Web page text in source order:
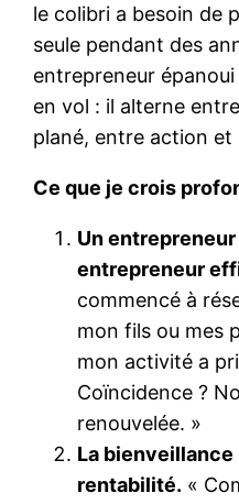
le colibri a besoin de
seule pendant des
entrepreneur
en vol : il alterne
plané, entre action et
Ce que je crois
Un
entrepreneur
commencé à
mon fils ou mes
mon activité a
Coïncidence ?
renouvelée. »
La bienveillance
rentabilité. «